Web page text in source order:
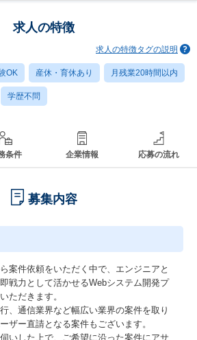
求人の特徴
求人の特徴タグの説明
OK 産休・育休あり 月残業20時間以内
学歴不問
条件 企業情報 応募の流れ
募集内容
案件依頼をいただく中で、エンジニアと
戦力として活かせるWebシステム開発プ
ただきます。
、通信業界など幅広い業界の案件を取り
ザー直請となる案件もございます。
いした上で、ご希望に沿った案件にアサ